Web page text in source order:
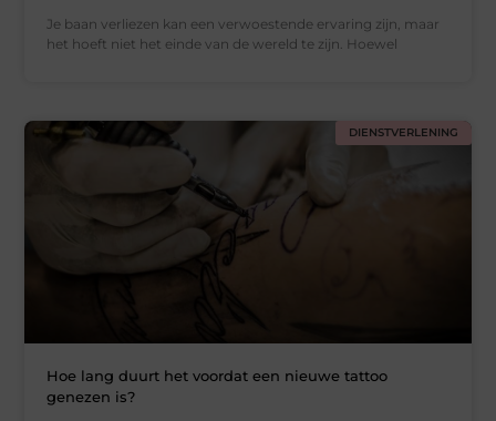
Je baan verliezen kan een verwoestende ervaring zijn, maar
het hoeft niet het einde van de wereld te zijn. Hoewel
DIENSTVERLENING
Hoe lang duurt het voordat een nieuwe tattoo
genezen is?